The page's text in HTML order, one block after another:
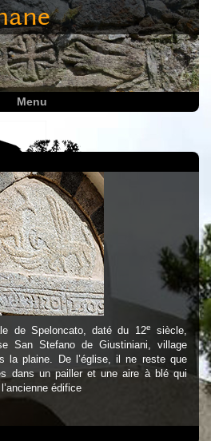
Menu
de Speloncato, daté du 12e
siècle,
San Stefano de Giustiniani, village
la plaine. De l’église, il ne reste que
dans un pailler et une aire à blé qui
édifice